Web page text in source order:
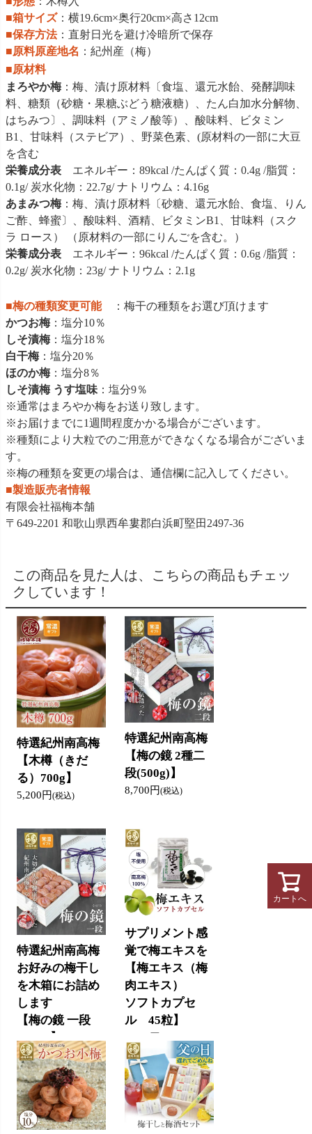
カートへ
■箱サイズ：横19.6cm×奥行20cm×高さ12cm
■保存方法：直射日光を避け冷暗所で保存
■原料原産地名 ：紀州産（梅）
■原材料
まろやか梅：梅、漬け原材料〔食塩、還元水飴、発酵調味
料、糖類（砂糖・果糖ぶどう糖液糖）、たん白加水分解物、
はちみつ〕、調味料（アミノ酸等）、酸味料、ビタミン
B1、甘味料（ステビア）、野菜色素、(原材料の一部に大豆
を含む
栄養成分表 エネルギー：89kcal /たんぱく質：0.4g /脂質：
0.1g/ 炭水化物：22.7g/ ナトリウム：4.16g
あまみつ梅：梅、漬け原材料〔砂糖、還元水飴、食塩、りん
ご酢、蜂蜜〕、酸味料、酒精、ビタミンB1、甘味料（スク
ラ ロース） （原材料の一部にりんごを含む。）
栄養成分表 エネルギー：96kcal /たんぱく質：0.6g /脂質：
0.2g/ 炭水化物：23g/ ナトリウム：2.1g
■梅の種類変更可能
：梅干の種類をお選び頂けます
かつお梅：塩分10％
しそ漬梅：塩分18％
白干梅：塩分20％
ほのか梅：塩分8％
しそ漬梅 うす塩味 ：塩分9％
※通常はまろやか梅をお送り致します。
※お届けまでに1週間程度かかる場合がございます。
※種類により大粒でのご用意ができなくなる場合がございま
す。
※梅の種類を変更の場合は、通信欄に記入してください。
■製造販売者情報
有限会社福梅本舗
〒649-2201 和歌山県西牟婁郡白浜町堅田2497-36
この商品を見た人は、こちらの商品もチェッ
クしています！
特選紀州南高梅
【木樽（きだ
る）700g】
5,200円(税込)
特選紀州南高梅
【梅の鏡 2種二
段(500g)】
8,700円(税込)
特選紀州南高梅
お好みの梅干し
を木箱にお詰め
します
【梅の鏡 一段
(500g)】
4,800円(税込)
サプリメント感
覚で梅エキスを
【梅エキス（梅
肉エキス）
ソフトカプセ
ル 45粒】